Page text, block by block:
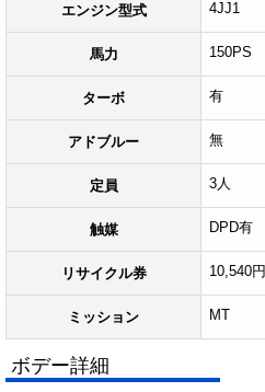
エンジン型式 4JJ1
馬力 150PS
ターボ 有
アドブルー 無
定員 3人
触媒 DPD有
リサイクル券 10,540円
ミッション MT
ボデー詳細